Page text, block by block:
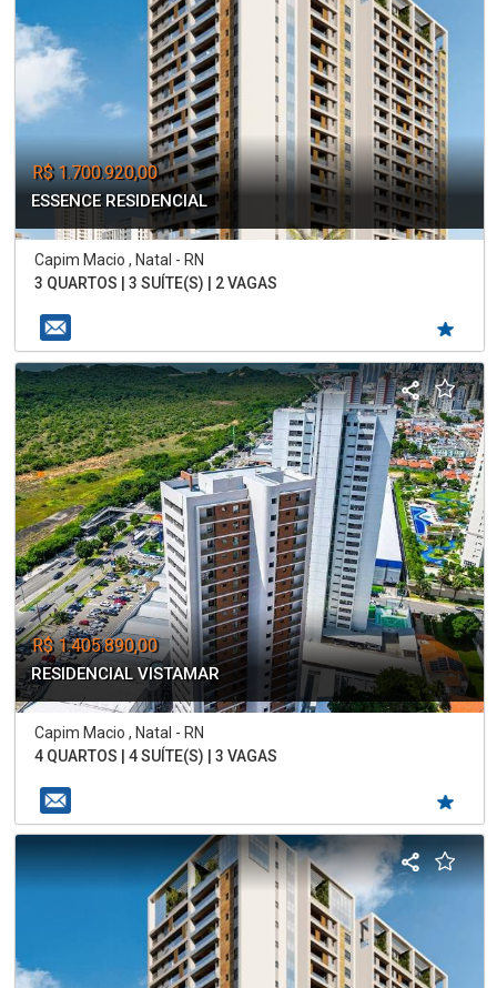
R$ 1.700.920,00
ESSENCE RESIDENCIAL
Capim Macio , Natal - RN
3 QUARTOS | 3 SUÍTE(S) | 2 VAGAS
R$ 1.405.890,00
RESIDENCIAL VISTAMAR
Capim Macio , Natal - RN
4 QUARTOS | 4 SUÍTE(S) | 3 VAGAS